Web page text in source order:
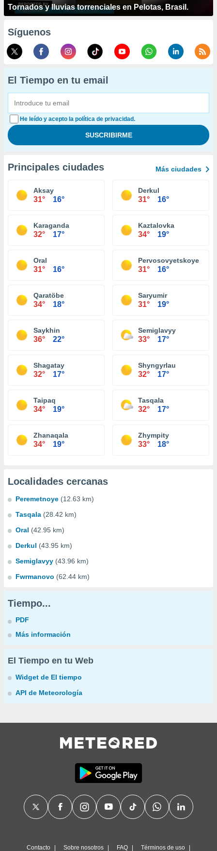
Tornados y lluvias torrenciales en Pelotas, Brasil.
Síguenos
El Tiempo en tu email
He leído y acepto la política de privacidad.
Principales ciudades Más ciudades
Aksay
31° 16°
Derkul
31° 16°
Karaganda
32° 17°
Kaztalovka
34° 19°
Oral
31° 16°
Pervosovyetskoye
31° 16°
Qaratöbe
34° 18°
Saryumir
31° 19°
Saykhin
36° 22°
Semiglavyy
33° 17°
Shagatay
32° 17°
Shyngyrlau
32° 17°
Taipaq
34° 19°
Tasqala
32° 17°
Zhanaqala
34° 19°
Zhympity
33° 18°
Localidades cercanas
Peremetnoye (12.63 km)
Tasqala (28.42 km)
Oral (42.95 km)
Derkul (43.95 km)
Semiglavyy (43.96 km)
Fwrmanovo (62.44 km)
Tiempo...
PDF
Más información
El Tiempo en tu Web
Widget de El tiempo
API de Meteorología
Contacto Sobre nosotros FAQ Términos de uso